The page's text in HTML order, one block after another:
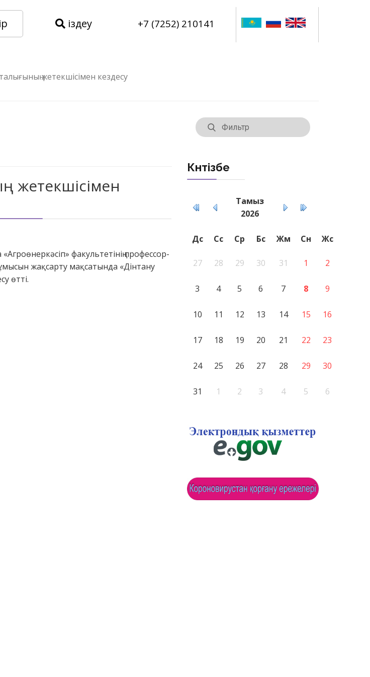
іздеу +7 (7252) 210141
жетекшісімен кездесу
жетекшісімен
факультетінің профессор-
жақсарту мақсатында «Дінтану
өтті.
Күнтізбе
Тамыз
2026
Дс Сс Ср Бс Жм Сн Жс
27 28 29 30 31 1 2
3 4 5 6 7 8 9
10 11 12 13 14 15 16
17 18 19 20 21 22 23
24 25 26 27 28 29 30
31 1 2 3 4 5 6